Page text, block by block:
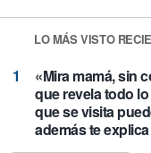
LO MÁS VISTO
«Mira mamá, sin
que revela todo
que se visita
además te